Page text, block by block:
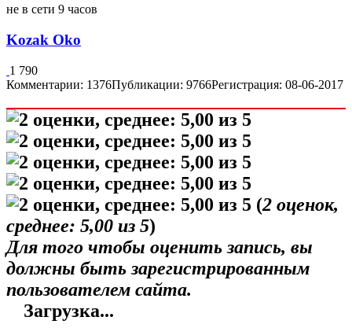
не в сети 9 часов
Kozak Oko
1 790
Комментарии: 1376Публикации: 9766Регистрация: 08-06-2017
(2 оценок,
среднее: 5,00 из 5)
Для того чтобы оценить запись, вы
должны быть зарегистрированным
пользователем сайта.
Загрузка...